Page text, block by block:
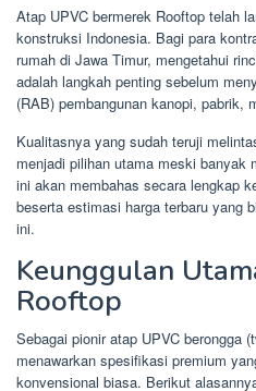
Atap UPVC bermerek Rooftop telah
konstruksi Indonesia. Bagi para
rumah di Jawa Timur, mengetahui
adalah langkah penting sebelum
(RAB) pembangunan kanopi, pabrik,
Kualitasnya yang sudah teruji
menjadi pilihan utama meski banyak
ini akan membahas secara lengkap
beserta estimasi harga terbaru yang
ini.
Keunggulan
Rooftop
Sebagai pionir atap UPVC berongga
menawarkan spesifikasi premium
konvensional biasa. Berikut